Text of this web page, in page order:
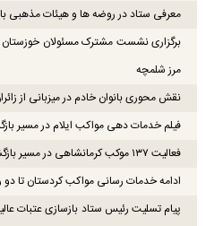
معرفی ستاد در روضه ها و هیئات مذهبی
برگزاری نشست مشترک مسئولان
مرز شلمچه
نقش محوری بانوان خادم در میزبانی از
فیلم خدمات دهی مواکب ایلام در مسیر
فعالیت ۱۳۷ موکب کرمانشاهی در مسیر بازگشت زوار اربعین
ادامه خدمات رسانی مواکب کردستان تا دو
پیام تسلیت رئیس ستاد بازسازی عتبات